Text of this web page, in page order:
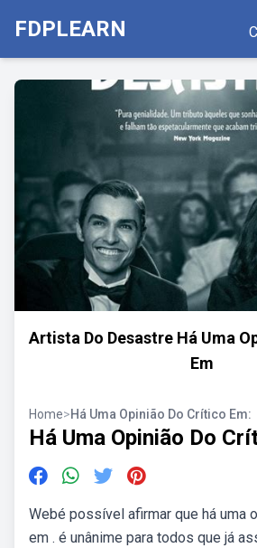
FDPLEARN
Artista Do Desastre Há Uma
Em
Home>Há Uma Opinião Do Crítico Em:
Há Uma Opinião Do
Webé possível afirmar que há uma
em . é unânime para todos que já